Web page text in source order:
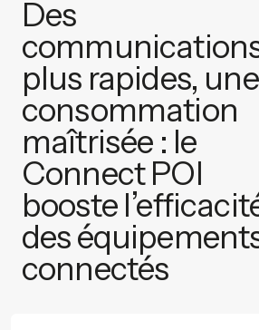
Des
plus rapides, une
consommation
maîtrisée : le
Connect POI
booste
des
connectés